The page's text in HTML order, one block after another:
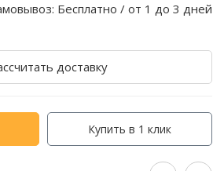
Бесплатно / от 1 до 3 дней
доставку
Купить в 1 клик